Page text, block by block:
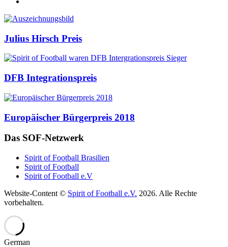
Auszeichnungen
Julius Hirsch Preis
DFB Integrationspreis
Europäischer Bürgerpreis 2018
Das SOF-Netzwerk
Spirit of Football Brasilien
Spirit of Football
Spirit of Football e.V
Website-Content © Spirit of Football e.V. 2026. Alle Rechte
vorbehalten.
German